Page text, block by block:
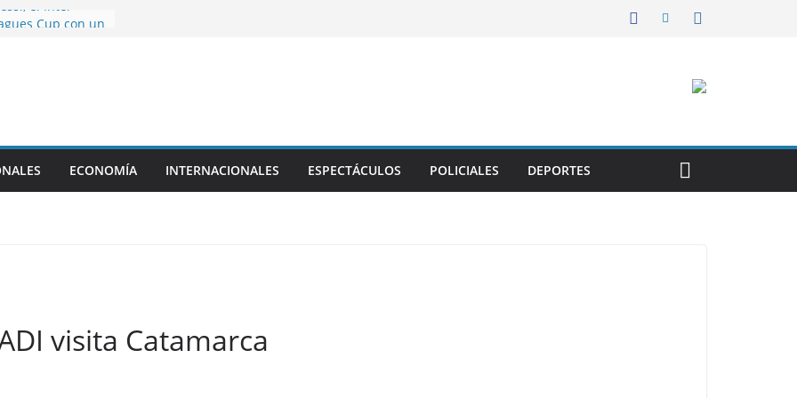
el Inter
Cup con un
temporal de
de la
la venta de
qué vota elECONOMÍA INTERNACIONALES ESPECTÁCULOS POLICIALES DEPORTES
visita Catamarca